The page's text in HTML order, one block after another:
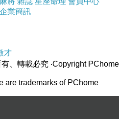
企業簡訊
才
有、轉載必究 ‧Copyright PChome
are trademarks of PChome